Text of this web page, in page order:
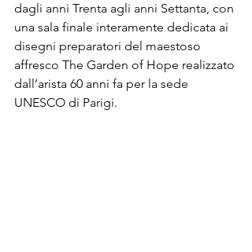
dagli anni Trenta agli anni Settanta, con
una sala finale interamente dedicata ai
disegni preparatori del maestoso
affresco The Garden of Hope realizzato
dall’arista 60 anni fa per la sede
UNESCO di Parigi.